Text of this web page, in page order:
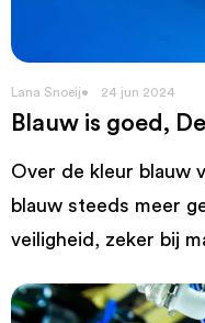
Lana Snoeij 24 jun 2024
Blauw is goed,
Over de kleur blauw
blauw steeds meer
veiligheid, zeker bij